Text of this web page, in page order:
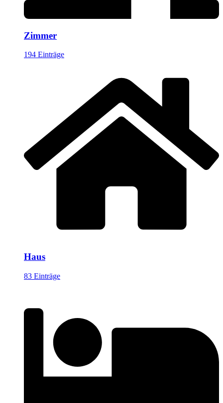
Zimmer
194 Einträge
Haus
83 Einträge